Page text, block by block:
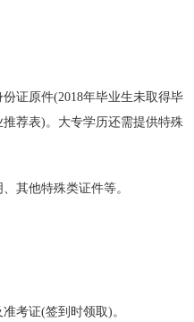
证原件(2018年毕业生未取得毕
荐表)。大专学历还需提供特殊
其他特殊类证件等。
考证(签到时领取)。